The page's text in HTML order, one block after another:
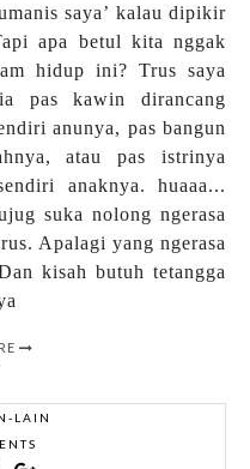
saya’ kalau dipikir
apa betul kita nggak
hidup ini? Trus saya
pas kawin dirancang
anunya, pas bangun
atau pas istrinya
anaknya. huaaa...
suka nolong ngerasa
Apalagi yang ngerasa
kisah butuh tetangga
LAIN